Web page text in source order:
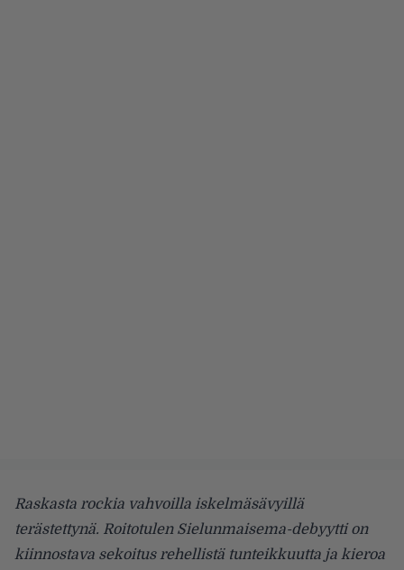
Raskasta rockia vahvoilla iskelmäsävyillä
terästettynä. Roitotulen Sielunmaisema-debyytti on
kiinnostava sekoitus rehellistä tunteikkuutta ja kieroa